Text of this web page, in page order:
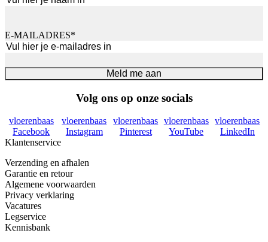
E-MAILADRES*
Meld me aan
Volg ons op onze socials
vloerenbaas
Facebook
vloerenbaas
Instagram
vloerenbaas
Pinterest
vloerenbaas
YouTube
vloerenbaas
LinkedIn
Klantenservice
Verzending en afhalen
Garantie en retour
Algemene voorwaarden
Privacy verklaring
Vacatures
Legservice
Kennisbank